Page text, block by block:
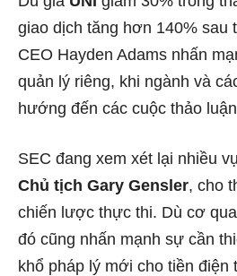
giao dịch tăng hơn 140% sau
CEO Hayden Adams nhấn
quản lý riêng, khi ngành và
hướng đến các cuộc thảo
SEC đang xem xét lại nhiều
Chủ tịch Gary Gensler, cho
chiến lược thực thi. Dù cơ
đó cũng nhấn mạnh sự cần
khổ pháp lý mới cho tiền điện